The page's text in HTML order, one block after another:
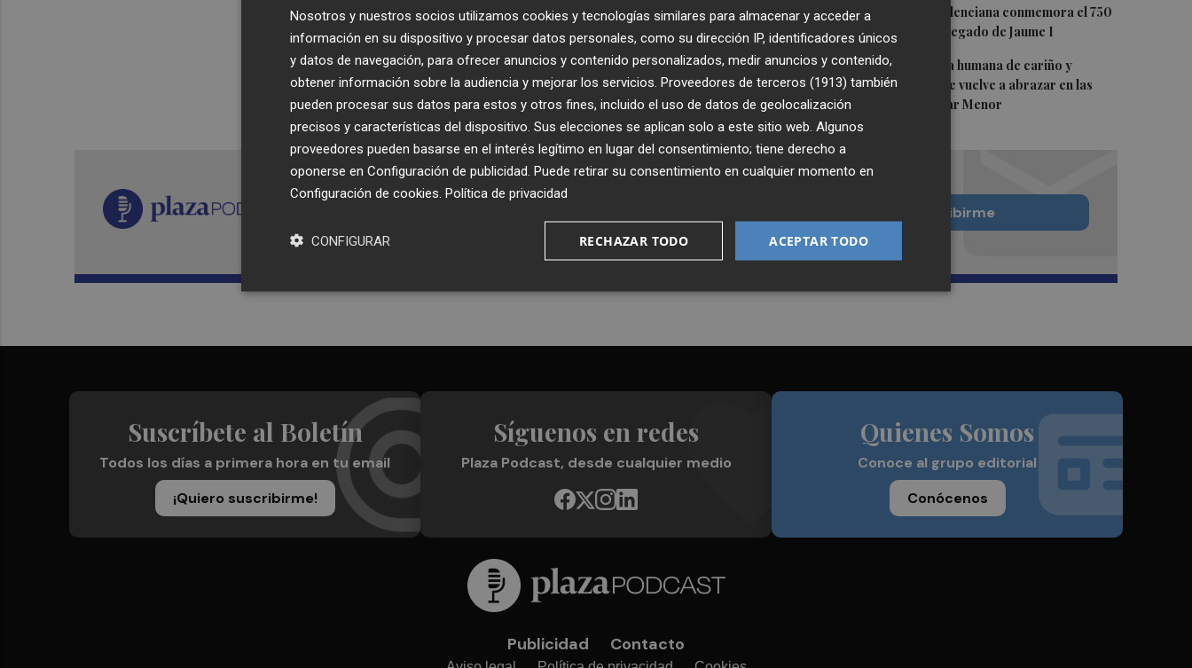
4La Biblioteca Valenciana conmemora el 750
aniversario del legado de Jaume I
5Una gran cadena humana de cariño y
reivindicación se vuelve a abrazar en las
playas por el Mar Menor
Recibe toda la actualidad de
Plaza Podcast en tu correo
Quiero suscribirme
Suscríbete al Boletín
Todos los días a primera hora en tu email
¡Quiero suscribirme!
Síguenos en redes
Plaza Podcast, desde cualquier medio
Quienes Somos
Conoce al grupo editorial
Conócenos
Publicidad Contacto
Nosotros y nuestros socios utilizamos cookies y tecnologías similares para almacenar y acceder a
información en su dispositivo y procesar datos personales, como su dirección IP, identificadores únicos
y datos de navegación, para ofrecer anuncios y contenido personalizados, medir anuncios y contenido,
obtener información sobre la audiencia y mejorar los servicios. Proveedores de terceros (1913) también
pueden procesar sus datos para estos y otros fines, incluido el uso de datos de geolocalización
precisos y características del dispositivo. Sus elecciones se aplican solo a este sitio web. Algunos
proveedores pueden basarse en el interés legítimo en lugar del consentimiento; tiene derecho a
oponerse en Configuración de publicidad . Puede retirar su consentimiento en cualquier momento en
Configuración de cookies Política de privacidad
ACEPTAR TODO
RECHAZAR TODO
CONFIGURAR